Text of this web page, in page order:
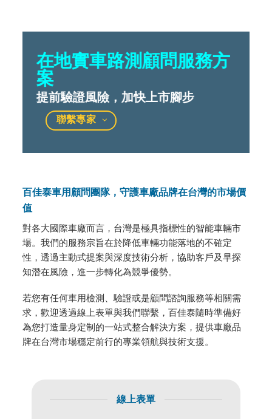
在地實車路測顧問服務方
案
提前驗證風險，加快上市腳步
聯繫專家
百佳泰車用顧問團隊，守護車廠品牌在台灣的市場價
值
對各大國際車廠而言，台灣是極具指標性的智能車輛市
場。我們的服務宗旨在於降低車輛功能落地的不確定
性，透過主動式提案與深度技術分析，協助客戶及早探
知潛在風險，進一步轉化為競爭優勢。
若您有任何車用檢測、驗證或是顧問諮詢服務等相關需
求，歡迎透過線上表單與我們聯繫，百佳泰隨時準備好
為您打造量身定制的一站式整合解決方案，提供車廠品
牌在台灣市場穩定前行的專業領航與技術支援。
線上表單